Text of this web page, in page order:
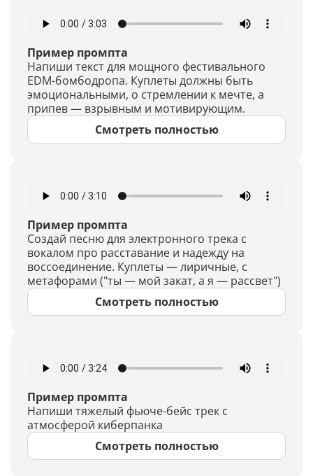
Пример промпта
Напиши текст для мощного фестивального
EDM-бомбодропа. Куплеты должны быть
эмоциональными, о стремлении к мечте, а
припев — взрывным и мотивирующим.
Смотреть полностью
Пример промпта
Создай песню для электронного трека с
вокалом про расставание и надежду на
воссоединение. Куплеты — лиричные, с
метафорами ("ты — мой закат, а я — рассвет")
Смотреть полностью
Пример промпта
Напиши тяжелый фьюче-бейс трек с
атмосферой киберпанка
Смотреть полностью